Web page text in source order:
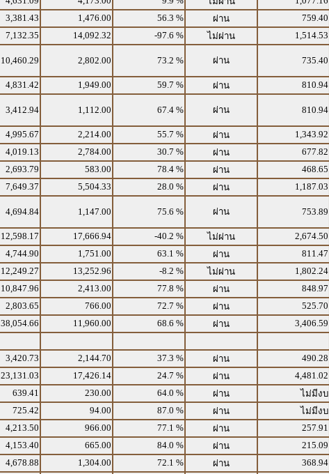
3,381.43 1,476.00 56.3 % ผ่าน 759.40
7,132.35 14,092.32 -97.6 % ไม่ผ่าน 1,514.53
10,460.29 2,802.00 73.2 % ผ่าน 735.40
4,831.42 1,949.00 59.7 % ผ่าน 810.94
3,412.94 1,112.00 67.4 % ผ่าน 810.94
4,995.67 2,214.00 55.7 % ผ่าน 1,343.92
4,019.13 2,784.00 30.7 % ผ่าน 677.82
2,693.79 583.00 78.4 % ผ่าน 468.65
7,649.37 5,504.33 28.0 % ผ่าน 1,187.03
4,694.84 1,147.00 75.6 % ผ่าน 753.89
12,598.17 17,666.94 -40.2 % ไม่ผ่าน 2,674.50
4,744.90 1,751.00 63.1 % ผ่าน 811.47
12,249.27 13,252.96 -8.2 % ไม่ผ่าน 1,802.24
10,847.96 2,413.00 77.8 % ผ่าน 848.97
2,803.65 766.00 72.7 % ผ่าน 525.70
38,054.66 11,960.00 68.6 % ผ่าน 3,406.59
3,420.73 2,144.70 37.3 % ผ่าน 490.28
23,131.03 17,426.14 24.7 % ผ่าน 4,481.02
639.41 230.00 64.0 % ผ่าน ไม่มีงบ
725.42 94.00 87.0 % ผ่าน ไม่มีงบ
4,213.50 966.00 77.1 % ผ่าน 257.91
4,153.40 665.00 84.0 % ผ่าน 215.09
4,678.88 1,304.00 72.1 % ผ่าน 368.94